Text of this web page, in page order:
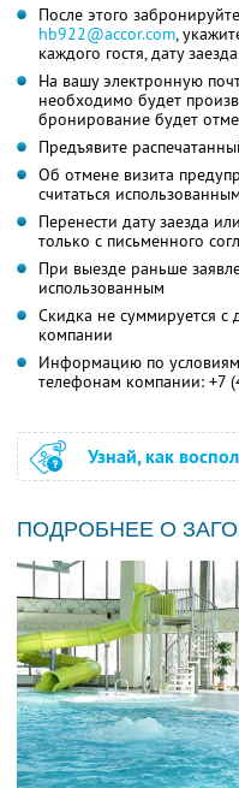
После этого
hb922@accor.com,
каждого гостя, дату заезда
На вашу электронную
необходимо будет
бронирование будет
Предъявите
Об отмене визита
считаться использованным
Перенести дату заезда
только с письменного
При выезде раньше
использованным
Скидка не суммируется
компании
Информацию по
телефонам компании: +7
Узнай, как
ПОДРОБНЕЕ О